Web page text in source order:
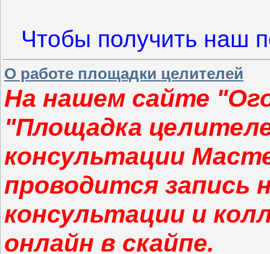
Чтобы получить наш
О работе площадки целителей
На нашем сайте
"Площадка
консультации
проводится запись
консультации и
онлайн в скайпе.